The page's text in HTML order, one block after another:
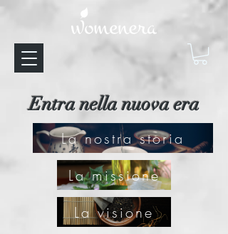
Entra nella nuova era
La nostra storia
La missione
La visione